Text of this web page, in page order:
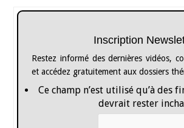
Inscription
Restez informé des dernières vidéos,
et accédez gratuitement aux dossiers
Ce champ n’est utilisé qu’à des
devrait rester